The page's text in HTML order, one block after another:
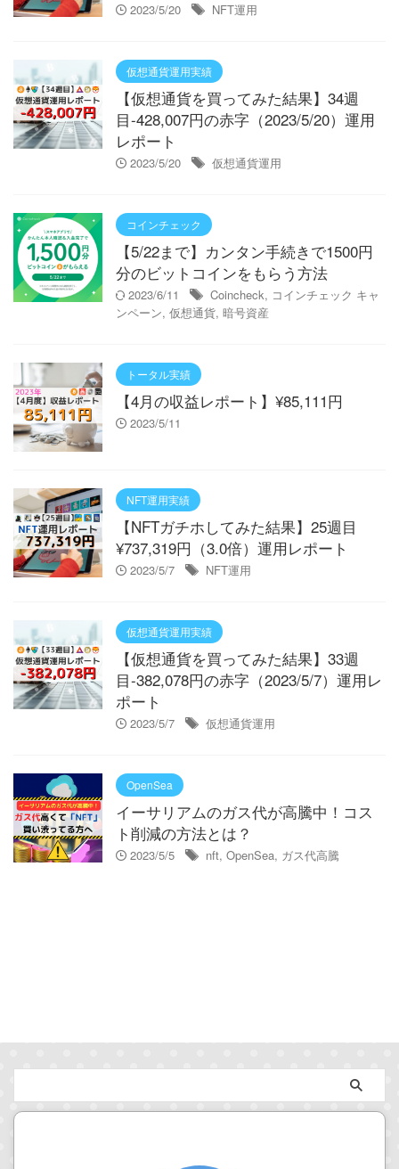
2023/5/20 NFT運用
仮想通貨運用実績
【仮想通貨を買ってみた結果】34週
目-428,007円の赤字（2023/5/20）運用
レポート
2023/5/20 仮想通貨運用
コインチェック
【5/22まで】カンタン手続きで1500円
分のビットコインをもらう方法
2023/6/11 Coincheck, コインチェック キャ
ンペーン, 仮想通貨, 暗号資産
トータル実績
【4月の収益レポート】¥85,111円
2023/5/11
NFT運用実績
【NFTガチホしてみた結果】25週目
¥737,319円（3.0倍）運用レポート
2023/5/7 NFT運用
仮想通貨運用実績
【仮想通貨を買ってみた結果】33週
目-382,078円の赤字（2023/5/7）運用レ
ポート
2023/5/7 仮想通貨運用
OpenSea
イーサリアムのガス代が高騰中！コス
ト削減の方法とは？
2023/5/5 nft, OpenSea, ガス代高騰